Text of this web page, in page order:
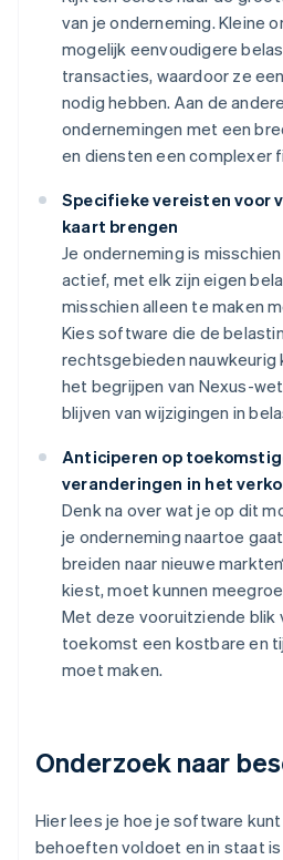
van je onderneming. Kleine
mogelijk eenvoudigere
transacties, waardoor ze
nodig hebben. Aan de
ondernemingen met een
en diensten een complexer
Specifieke vereisten voor
kaart brengen
Je onderneming is
actief, met elk zijn eigen
misschien alleen te maken
Kies software die de
rechtsgebieden nauwkeurig
het begrijpen van Nexus-
blijven van wijzigingen in
Anticiperen op
veranderingen in het
Denk na over wat je op dit
je onderneming naartoe
breiden naar nieuwe
kiest, moet kunnen
Met deze vooruitziende blik
toekomst een kostbare en
moet maken.
Onderzoek naar
Hier lees je hoe je software
behoeften voldoet en in staat